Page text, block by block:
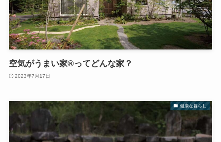
空気がうまい家®︎ってどんな家？
2023年7月17日
健康な暮らし